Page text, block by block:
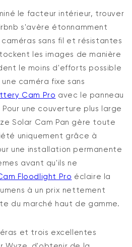
le facteur intérieur, trouver
s'avère étonnamment
sans fil et résistantes
les images de manière
le moins d'efforts possible
caméra fixe sans
Cam Pro avec le panneau
une couverture plus large
Solar Cam Pan gère toute
uniquement grâce à
une installation permanente
avant qu'ils ne
Floodlight Pro éclaire la
à un prix nettement
du marché haut de gamme.
et trois excellentes